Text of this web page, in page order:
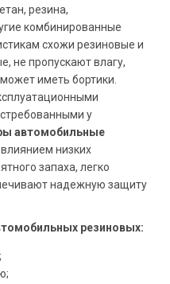
резина,
комбинированные
схожи резиновые и
не пропускают влагу,
иметь бортики.
у
автомобильные
низких
запаха, легко
надежную защиту
резиновых: